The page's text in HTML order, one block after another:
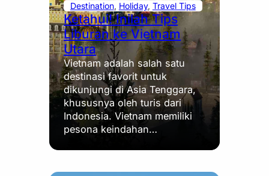
Destination, Holiday, Travel Tips
Ketahui! Inilah Tips
Liburan ke Vietnam
Utara
Vietnam adalah salah satu
destinasi favorit untuk
dikunjungi di Asia Tenggara,
khususnya oleh turis dari
Indonesia. Vietnam memiliki
pesona keindahan…